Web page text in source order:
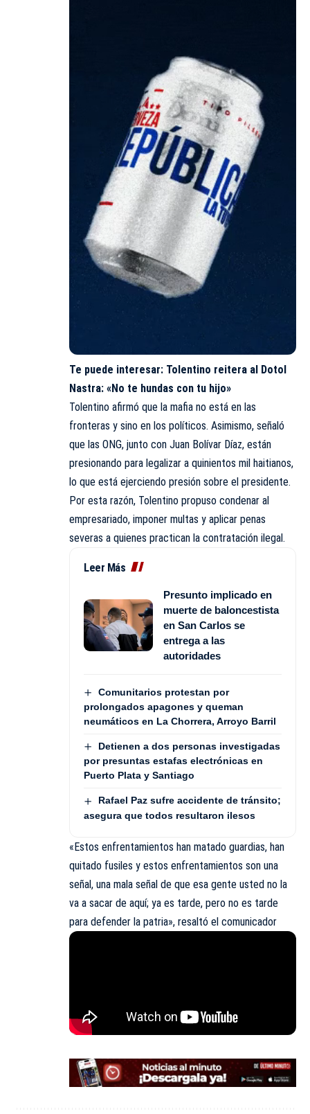
Te puede interesar: Tolentino reitera al Dotol
Nastra: «No te hundas con tu hijo»
Tolentino afirmó que la mafia no está en las
fronteras y sino en los políticos. Asimismo, señaló
que las ONG, junto con Juan Bolívar Díaz, están
presionando para legalizar a quinientos mil haitianos,
lo que está ejerciendo presión sobre el presidente.
Por esta razón, Tolentino propuso condenar al
empresariado, imponer multas y aplicar penas
severas a quienes practican la contratación ilegal.
Leer Más
Presunto implicado en
muerte de baloncestista
en San Carlos se
entrega a las
autoridades
Comunitarios protestan por
prolongados apagones y queman
neumáticos en La Chorrera, Arroyo Barril
Detienen a dos personas investigadas
por presuntas estafas electrónicas en
Puerto Plata y Santiago
Rafael Paz sufre accidente de tránsito;
asegura que todos resultaron ilesos
«Estos enfrentamientos han matado guardias, han
quitado fusiles y estos enfrentamientos son una
señal, una mala señal de que esa gente usted no la
va a sacar de aquí; ya es tarde, pero no es tarde
para defender la patria», resaltó el comunicador